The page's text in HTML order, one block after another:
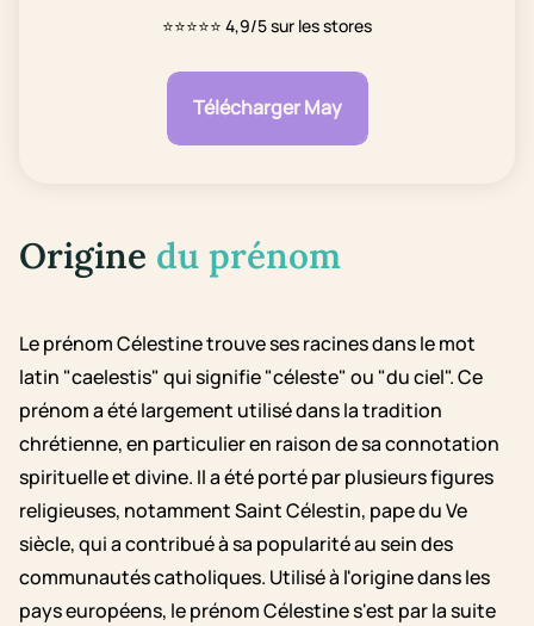
⭐⭐⭐⭐⭐ 4,9/5 sur les stores
Télécharger May
Origine du prénom
Le prénom Célestine trouve ses racines dans le mot
latin "caelestis" qui signifie "céleste" ou "du ciel". Ce
prénom a été largement utilisé dans la tradition
chrétienne, en particulier en raison de sa connotation
spirituelle et divine. Il a été porté par plusieurs figures
religieuses, notamment Saint Célestin, pape du Ve
siècle, qui a contribué à sa popularité au sein des
communautés catholiques. Utilisé à l'origine dans les
pays européens, le prénom Célestine s'est par la suite